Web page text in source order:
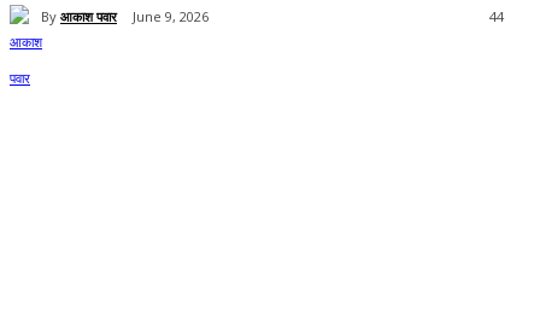
By आकाश पवार June 9, 2026 44